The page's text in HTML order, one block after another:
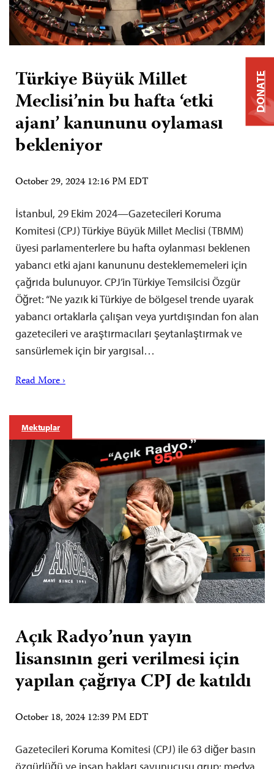
Türkiye Büyük Millet
Meclisi’nin bu hafta ‘etki
ajanı’ kanununu oylaması
bekleniyor
October 29, 2024 12:16 PM EDT
İstanbul, 29 Ekim 2024—Gazetecileri Koruma
Komitesi (CPJ) Türkiye Büyük Millet Meclisi (TBMM)
üyesi parlamenterlere bu hafta oylanması beklenen
yabancı etki ajanı kanununu desteklememeleri için
çağrıda bulunuyor. CPJ’in Türkiye Temsilcisi Özgür
Öğret: “Ne yazık ki Türkiye de bölgesel trende uyarak
yabancı ortaklarla çalışan veya yurtdışından fon alan
gazetecileri ve araştırmacıları şeytanlaştırmak ve
sansürlemek için bir yargısal…
Read More ›
Mektuplar
Açık Radyo’nun yayın
lisansının geri verilmesi için
yapılan çağrıya CPJ de katıldı
October 18, 2024 12:39 PM EDT
Gazetecileri Koruma Komitesi (CPJ) ile 63 diğer basın
DONATE